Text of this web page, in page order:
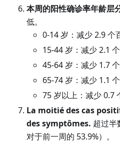
本周的阳性确诊率年龄层
低。
0-14 岁：减少 2.9 个
15-44 岁：减少 2.1
45-64 岁：减少 1.7
65-74 岁：减少 1.1
75 岁以上：减少 0.7
La moitié des cas
des symptômes. 超过半
对于前一周的 53.9%）。